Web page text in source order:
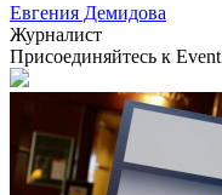
Евгения Демидова
Журналист
Присоединяйтесь к